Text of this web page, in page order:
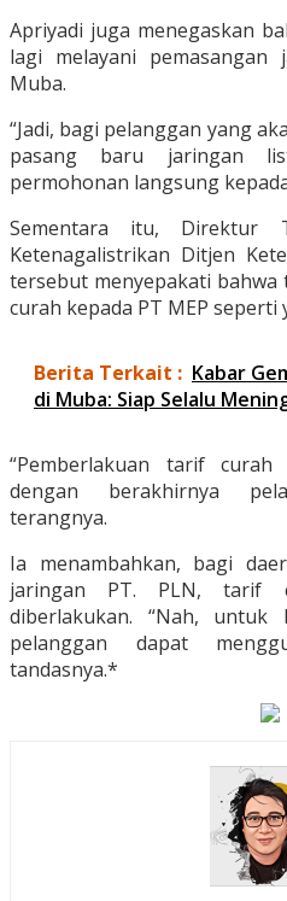
Apriyadi juga menegaskan
lagi melayani
Muba.
“Jadi, bagi pelanggan yang
pasang baru jaringan
permohonan langsung
Sementara itu, Direktur
Ketenagalistrikan Ditjen
tersebut menyepakati
curah kepada PT MEP
Berita Terkait : Kabar
di Muba: Siap Selalu
“Pemberlakuan tarif
dengan berakhirnya
terangnya.
Ia menambahkan, bagi
jaringan PT. PLN, tarif
diberlakukan. “Nah, untuk
pelanggan dapat
tandasnya.*